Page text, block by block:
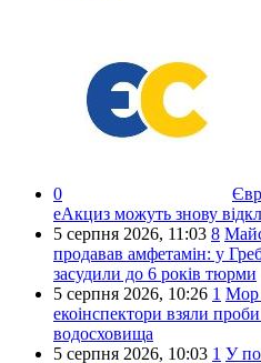
0
еАкциз можуть знову
5 серпня 2026, 11:03 8
продавав амфетамін: у
засудили до 6 років тюрми
5 серпня 2026, 10:26 1 Мор
екоінспектори взяли
водосховища
5 серпня 2026, 10:03 1 У